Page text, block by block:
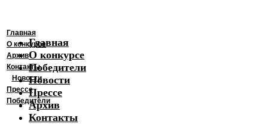
Главная
О конкурсе
Архив
Контакты
Новости
Прессе
Победители
Главная
О конкурсе
Победители
Новости
Прессе
Архив
Контакты